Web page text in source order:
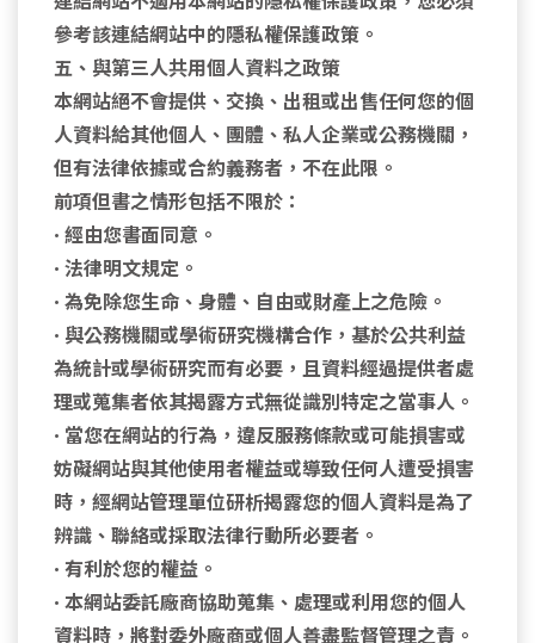
參考該連結網站中的隱私權保護政策。
五、與第三人共用個人資料之政策
本網站絕不會提供、交換、出租或出售任何您的個
人資料給其他個人、團體、私人企業或公務機關，
但有法律依據或合約義務者，不在此限。
前項但書之情形包括不限於：
• 經由您書面同意。
• 法律明文規定。
• 為免除您生命、身體、自由或財產上之危險。
• 與公務機關或學術研究機構合作，基於公共利益
為統計或學術研究而有必要，且資料經過提供者處
理或蒐集者依其揭露方式無從識別特定之當事人。
• 當您在網站的行為，違反服務條款或可能損害或
妨礙網站與其他使用者權益或導致任何人遭受損害
時，經網站管理單位研析揭露您的個人資料是為了
辨識、聯絡或採取法律行動所必要者。
• 有利於您的權益。
• 本網站委託廠商協助蒐集、處理或利用您的個人
資料時，將對委外廠商或個人善盡監督管理之責。